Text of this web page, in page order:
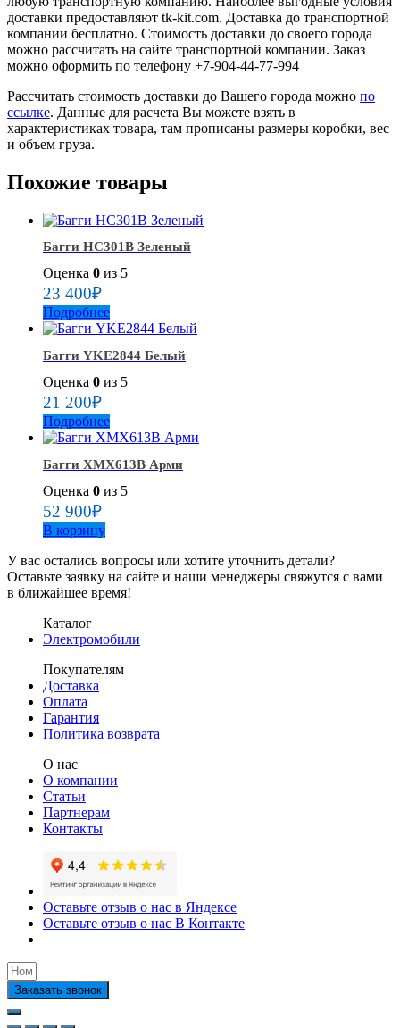
доставки предоставляют tk-kit.com. Доставка до транспортной
компании бесплатно. Стоимость доставки до своего города
можно рассчитать на сайте транспортной компании. Заказ
можно оформить по телефону +7-904-44-77-994
Рассчитать стоимость доставки до Вашего города можно по
ссылке. Данные для расчета Вы можете взять в
характеристиках товара, там прописаны размеры коробки, вес
и объем груза.
Похожие товары
Багги HC301B Зеленый
Оценка 0 из 5
23 400₽
Подробнее
Багги YKE2844 Белый
Оценка 0 из 5
21 200₽
Подробнее
Багги ХМХ613В Арми
Оценка 0 из 5
52 900₽
В корзину
У вас остались вопросы или хотите уточнить детали?
Оставьте заявку на сайте и наши менеджеры свяжутся с вами
в ближайшее время!
Каталог
Электромобили
Покупателям
Доставка
Оплата
Гарантия
Политика возврата
О нас
О компании
Статьи
Партнерам
Контакты
Оставьте отзыв о нас в Яндексе
Оставьте отзыв о нас В Контакте
Заказать звонок